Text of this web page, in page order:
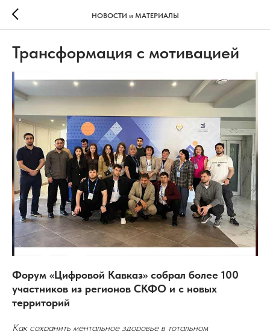
НОВОСТИ и МАТЕРИАЛЫ
Трансформация с мотивацией
Форум «Цифровой Кавказ» собрал более 100
участников из регионов СКФО и с новых
территорий
Как сохранить ментальное здоровье в тотальном